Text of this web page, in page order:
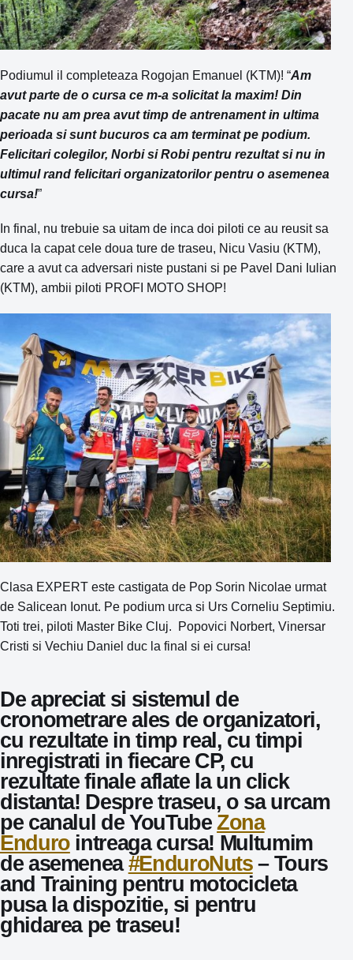
Podiumul il completeaza Rogojan Emanuel (KTM)! “Am
avut parte de o cursa ce m-a solicitat la maxim! Din
pacate nu am prea avut timp de antrenament in ultima
perioada si sunt bucuros ca am terminat pe podium.
Felicitari colegilor, Norbi si Robi pentru rezultat si nu in
ultimul rand felicitari organizatorilor pentru o asemenea
cursa!”
In final, nu trebuie sa uitam de inca doi piloti ce au reusit sa
duca la capat cele doua ture de traseu, Nicu Vasiu (KTM),
care a avut ca adversari niste pustani si pe Pavel Dani Iulian
(KTM), ambii piloti PROFI MOTO SHOP!
Clasa EXPERT este castigata de Pop Sorin Nicolae urmat
de Salicean Ionut. Pe podium urca si Urs Corneliu Septimiu.
Toti trei, piloti Master Bike Cluj. Popovici Norbert, Vinersar
Cristi si Vechiu Daniel duc la final si ei cursa!
De apreciat si sistemul de
cronometrare ales de organizatori,
cu rezultate in timp real, cu timpi
inregistrati in fiecare CP, cu
rezultate finale aflate la un click
distanta! Despre traseu, o sa urcam
pe canalul de YouTubeZona
Endurointreaga cursa! Multumim
de asemenea#EnduroNuts– Tours
and Training pentru motocicleta
pusa la dispozitie, si pentru
ghidarea pe traseu!